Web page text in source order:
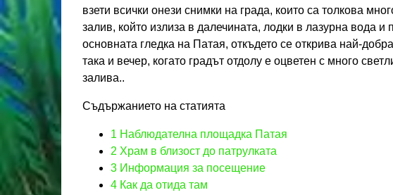
взети всички онези снимки на града, които са толкова
залив, който излиза в далечината, лодки в лазурна вода и
основната гледка на Патая, откъдето се открива най-
така и вечер, когато градът отдолу е оцветен с много
залива..
Съдържанието на статията
1 Наблюдателна площадка Патая
2 Храм в близост до патрулката
3 Информация за посещение
4 Как да отида там